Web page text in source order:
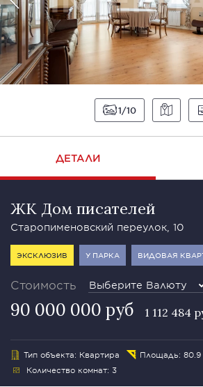
1 10
ДЕТАЛИ
ЖК Дом писателей
Старопименовский переулок, 10
ЭКСКЛЮЗИВ У ПАРКА ВИДОВАЯ
Стоимость Выберите Валюту
90 000 000 руб 1 112 484
Тип объекта: Квартира
Площадь: 80.9
Количество комнат: 3